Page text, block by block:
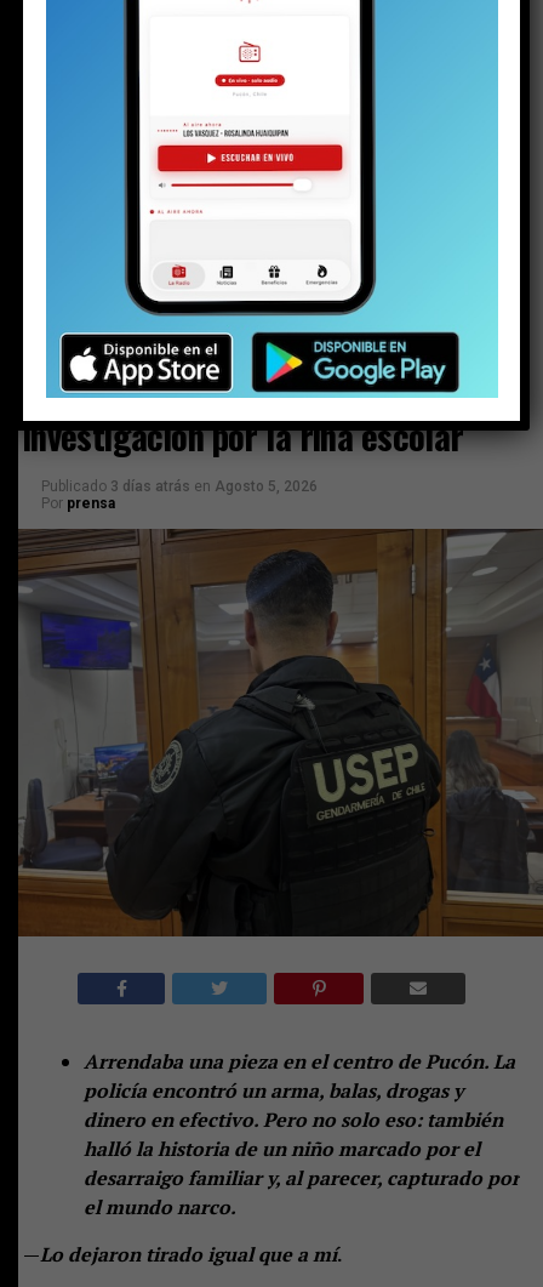
licitación que dejó fuera a Globalconnect por
Jefe de Finanzas de Educación cobró $1,8
millones en horas extras entre enero y mayo
de este año: un 315% más que su
antecesora
ACTUALIDAD
Solo a los 16: la vida del joven
detenido con un arma y drogas en la
investigación por la riña escolar
Publicado 3 días atrás en Agosto 5, 2026
Por prensa
Arrendaba una pieza en el centro de Pucón. La
policía encontró un arma, balas, drogas y
dinero en efectivo. Pero no solo eso: también
halló la historia de un niño marcado por el
desarraigo familiar y, al parecer, capturado por
el mundo narco.
—Lo dejaron tirado igual que a mí.